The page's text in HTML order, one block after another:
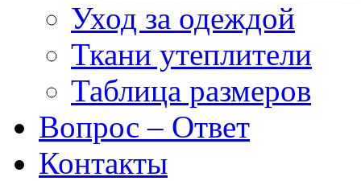
Уход за одеждой
Ткани утеплители
Таблица размеров
Вопрос – Ответ
Контакты